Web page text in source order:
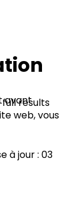
results
avant
web, vous
à jour : 03